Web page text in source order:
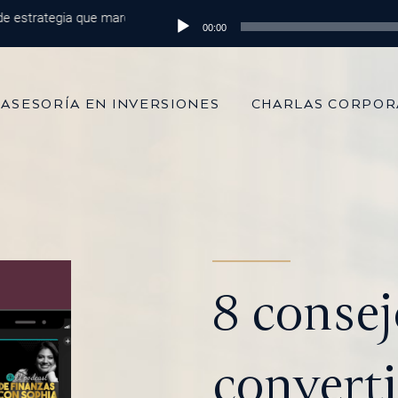
que marca la diferencia Episodio 215: De 100 mil dólares
Reproductor
00:00
ASESORÍA EN INVERSIONES CHARLAS
8